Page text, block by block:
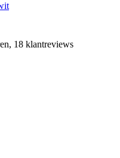
18 klantreviews